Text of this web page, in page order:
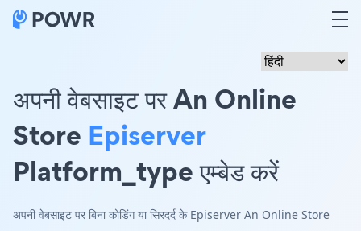
अपनी वेबसाइट पर An Online
Store Episerver
Platform_type एम्बेड करें
अपनी वेबसाइट पर बिना कोडिंग या सिरदर्द के Episerver An Online Store